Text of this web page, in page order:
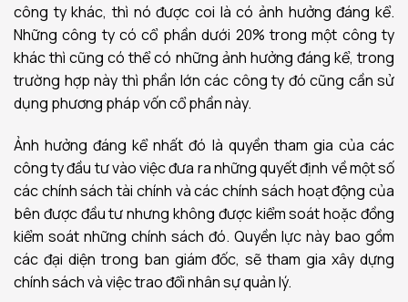
công ty khác, thì nó được coi là có ảnh hưởng đáng kể.
Những công ty có cổ phần dưới 20% trong một công ty
khác thì cũng có thể có những ảnh hưởng đáng kể, trong
trường hợp này thì phần lớn các công ty đó cũng cần sử
dụng phương pháp vốn cổ phần này.
Ảnh hưởng đáng kể nhất đó là quyền tham gia của các
công ty đầu tư vào việc đưa ra những quyết định về một số
các chính sách tài chính và các chính sách hoạt động của
bên được đầu tư nhưng không được kiểm soát hoặc đồng
kiểm soát những chính sách đó. Quyền lực này bao gồm
các đại diện trong ban giám đốc, sẽ tham gia xây dựng
chính sách và việc trao đổi nhân sự quản lý.